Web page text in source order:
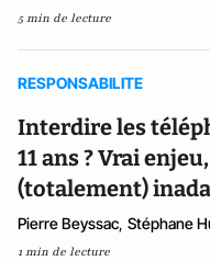
5 min de lecture
RESPONSABILITE
Interdire les
11 ans ? Vrai
(totalement)
Pierre Beyssac, Stéphane
1 min de lecture